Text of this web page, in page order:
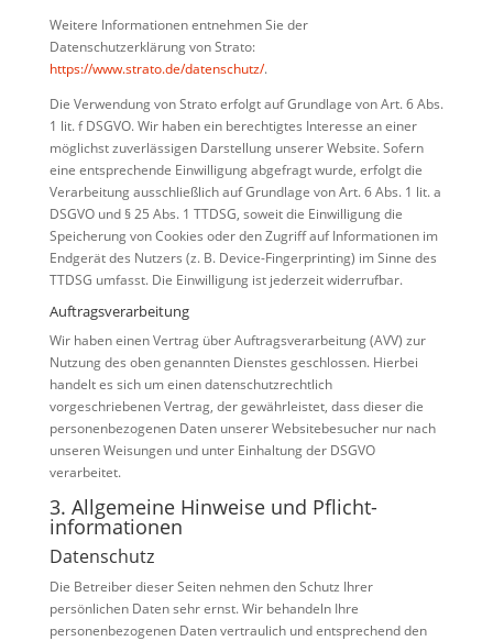
Weitere Informationen entnehmen Sie der
Datenschutzerklärung von Strato:
https://www.strato.de/datenschutz/.
Die Verwendung von Strato erfolgt auf Grundlage von Art. 6 Abs.
1 lit. f DSGVO. Wir haben ein berechtigtes Interesse an einer
möglichst zuverlässigen Darstellung unserer Website. Sofern
eine entsprechende Einwilligung abgefragt wurde, erfolgt die
Verarbeitung ausschließlich auf Grundlage von Art. 6 Abs. 1 lit. a
DSGVO und § 25 Abs. 1 TTDSG, soweit die Einwilligung die
Speicherung von Cookies oder den Zugriff auf Informationen im
Endgerät des Nutzers (z. B. Device-Fingerprinting) im Sinne des
TTDSG umfasst. Die Einwilligung ist jederzeit widerrufbar.
Auftragsverarbeitung
Wir haben einen Vertrag über Auftragsverarbeitung (AVV) zur
Nutzung des oben genannten Dienstes geschlossen. Hierbei
handelt es sich um einen datenschutzrechtlich
vorgeschriebenen Vertrag, der gewährleistet, dass dieser die
personenbezogenen Daten unserer Websitebesucher nur nach
unseren Weisungen und unter Einhaltung der DSGVO
verarbeitet.
3. Allgemeine Hinweise und Pflicht­
informationen
Datenschutz
Die Betreiber dieser Seiten nehmen den Schutz Ihrer
persönlichen Daten sehr ernst. Wir behandeln Ihre
personenbezogenen Daten vertraulich und entsprechend den